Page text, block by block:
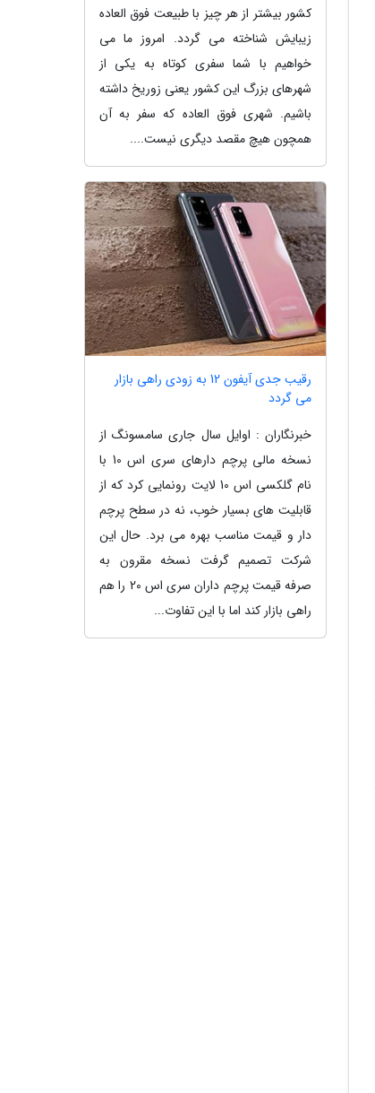
کشور بیشتر از هر چیز با طبیعت فوق العاده
زیبایش شناخته می گردد. امروز ما می
خواهیم با شما سفری کوتاه به یکی از
شهرهای بزرگ این کشور یعنی زوریخ داشته
باشیم. شهری فوق العاده که سفر به آن
همچون هیچ مقصد دیگری نیست....
رقیب جدی آیفون 12 به زودی راهی بازار
می گردد
خبرنگاران : اوایل سال جاری سامسونگ از
نسخه مالی پرچم دارهای سری اس 10 با
نام گلکسی اس 10 لایت رونمایی کرد که از
قابلیت های بسیار خوب، نه در سطح پرچم
دار و قیمت مناسب بهره می برد. حال این
شرکت تصمیم گرفت نسخه مقرون به
صرفه قیمت پرچم داران سری اس 20 را هم
راهی بازار کند اما با این تفاوت...